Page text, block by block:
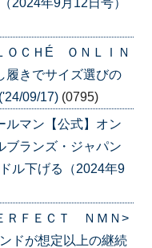
ＯＣＨÉ ＯＮＬＩＮ
きでサイズ選びの
09/17) (0795)
ルマン【公式】オン
ランズ・ジャパン
ル下げる（2024年9
ＲＦＥＣＴ ＮＭＮ>
ドが想定以上の継続